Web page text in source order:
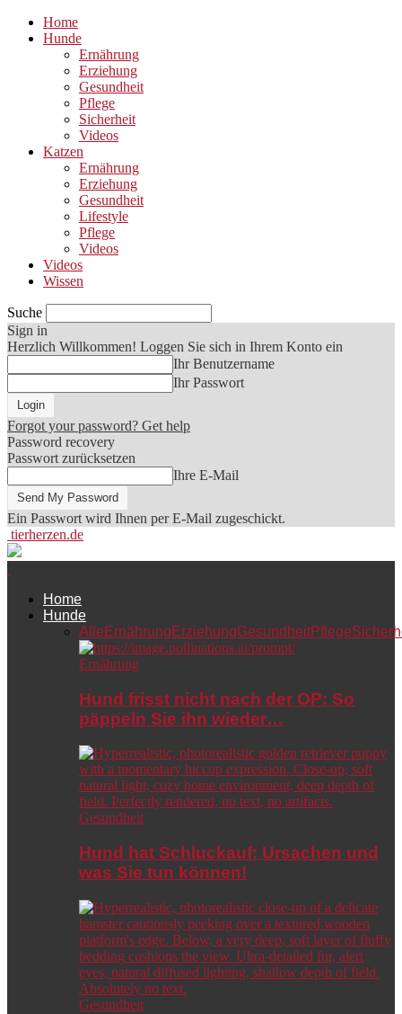
Home
Hunde
Ernährung
Erziehung
Gesundheit
Pflege
Sicherheit
Videos
Katzen
Ernährung
Erziehung
Gesundheit
Lifestyle
Pflege
Videos
Videos
Wissen
Suche
Sign in
Herzlich Willkommen! Loggen Sie sich in Ihrem Konto ein
Ihr Benutzername
Ihr Passwort
Forgot your password? Get help
Password recovery
Passwort zurücksetzen
Ihre E-Mail
Ein Passwort wird Ihnen per E-Mail zugeschickt.
tierherzen.de
Home
Hunde
Alle Ernährung ErziehungGesundheitPflege
Ernährung
Hund frisst nicht nach der OP: So
päppeln Sie ihn wieder…
Gesundheit
Hund hat Schluckauf: Ursachen und
was Sie tun können!
Gesundheit